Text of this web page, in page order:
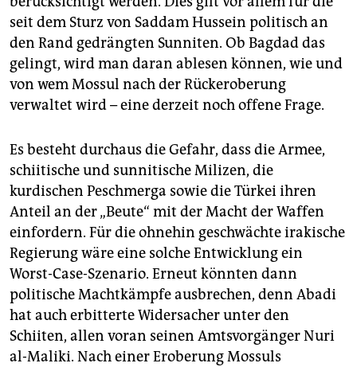
seit dem Sturz von Saddam Hussein politisch an
den Rand gedrängten Sunniten. Ob Bagdad das
gelingt, wird man daran ablesen können, wie und
von wem Mossul nach der Rückeroberung
verwaltet wird – eine derzeit noch offene Frage.
Es besteht durchaus die Gefahr, dass die Armee,
schiitische und sunnitische Milizen, die
kurdischen Peschmerga sowie die Türkei ihren
Anteil an der „Beute“ mit der Macht der Waffen
einfordern. Für die ohnehin geschwächte irakische
Regierung wäre eine solche Entwicklung ein
Worst-Case-Szenario. Erneut könnten dann
politische Machtkämpfe ausbrechen, denn Abadi
hat auch erbitterte Widersacher unter den
Schiiten, allen voran seinen Amtsvorgänger Nuri
al-Maliki. Nach einer Eroberung Mossuls